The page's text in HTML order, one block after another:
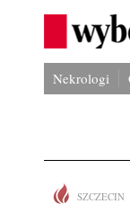
Nekrologi
SZCZECIN